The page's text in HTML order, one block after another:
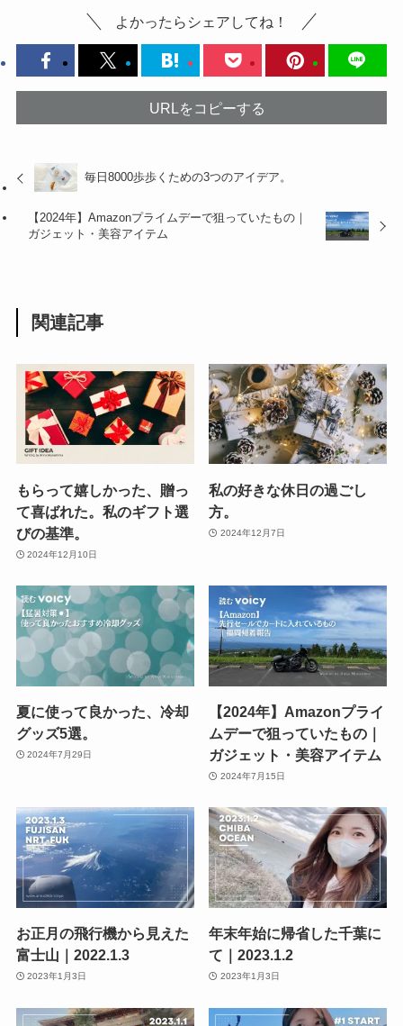
よかったらシェアしてね！
URLをコピーする
毎日8000歩歩くための3つのアイデア。
【2024年】Amazonプライムデーで狙っていたもの｜
ガジェット・美容アイテム
関連記事
もらって嬉しかった、贈っ
て喜ばれた。私のギフト選
びの基準。
2024年12月10日
私の好きな休日の過ごし
方。
2024年12月7日
夏に使って良かった、冷却
グッズ5選。
2024年7月29日
【2024年】Amazonプライ
ムデーで狙っていたもの｜
ガジェット・美容アイテム
2024年7月15日
お正月の飛行機から見えた
富士山｜2022.1.3
2023年1月3日
年末年始に帰省した千葉に
て｜2023.1.2
2023年1月3日